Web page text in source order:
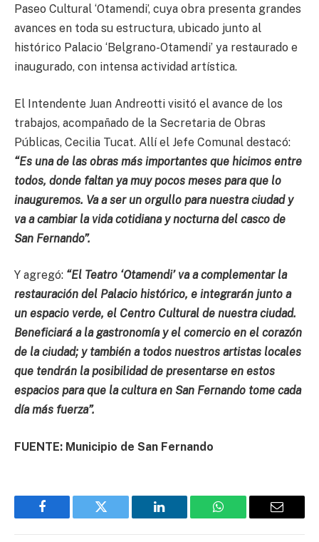
Paseo Cultural ‘Otamendi’, cuya obra presenta grandes
avances en toda su estructura, ubicado junto al
histórico Palacio ‘Belgrano-Otamendi’ ya restaurado e
inaugurado, con intensa actividad artística.
El Intendente Juan Andreotti visitó el avance de los
trabajos, acompañado de la Secretaria de Obras
Públicas, Cecilia Tucat. Allí el Jefe Comunal destacó:
“Es una de las obras más importantes que hicimos entre
todos, donde faltan ya muy pocos meses para que lo
inauguremos. Va a ser un orgullo para nuestra ciudad y
va a cambiar la vida cotidiana y nocturna del casco de
San Fernando”.
Y agregó: “El Teatro ‘Otamendi’ va a complementar la
restauración del Palacio histórico, e integrarán junto a
un espacio verde, el Centro Cultural de nuestra ciudad.
Beneficiará a la gastronomía y el comercio en el corazón
de la ciudad; y también a todos nuestros artistas locales
que tendrán la posibilidad de presentarse en estos
espacios para que la cultura en San Fernando tome cada
día más fuerza”.
FUENTE: Municipio de San Fernando
Facebook Twitter LinkedIn WhatsApp Email